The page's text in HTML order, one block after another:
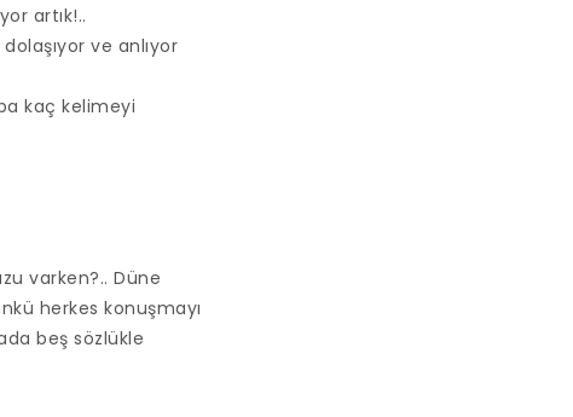
artık!..
ve anlıyor
kaç kelimeyi
varken?.. Düne
herkes konuşmayı
beş sözlükle